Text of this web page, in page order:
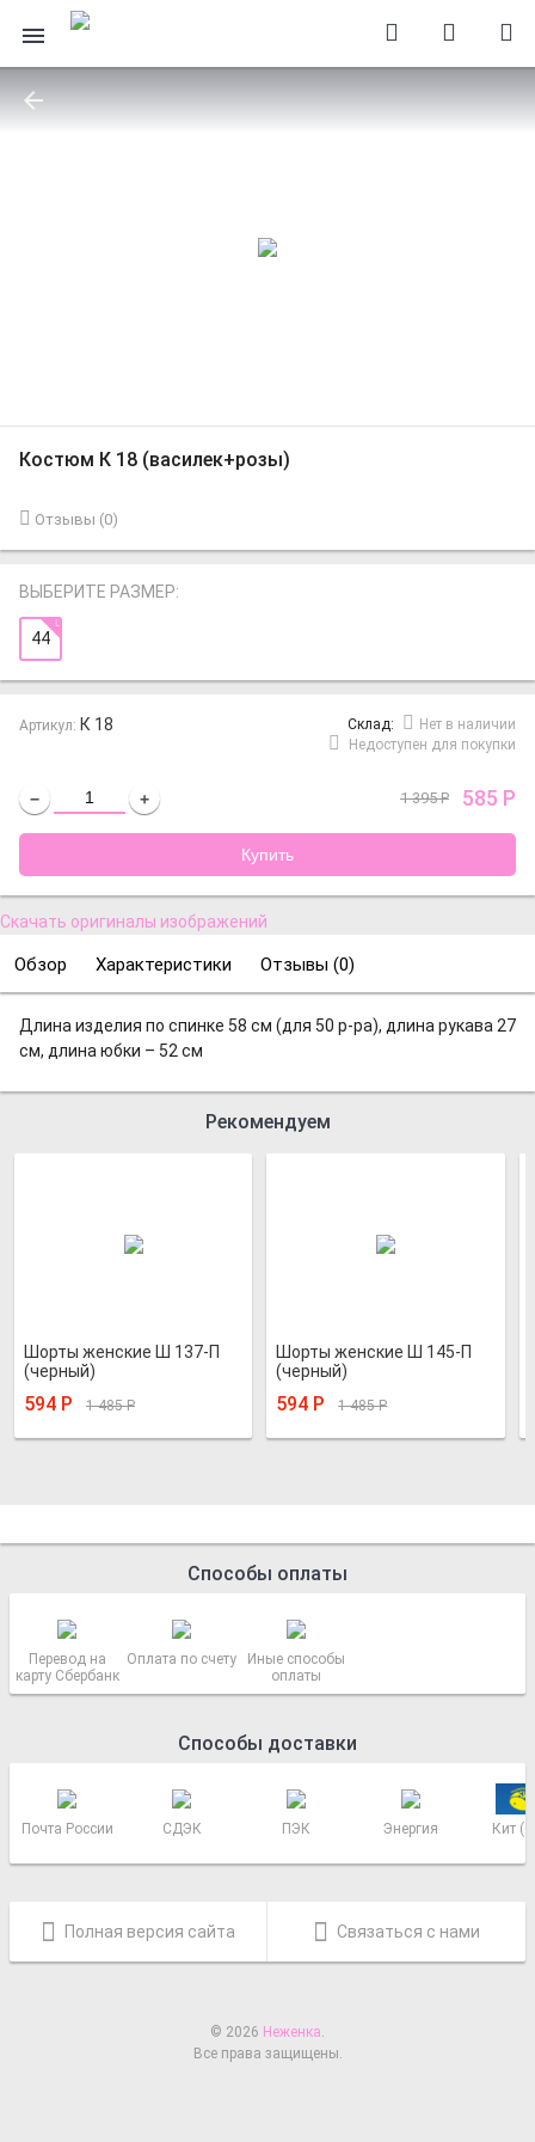
Костюм К 18 (василек+розы)
Отзывы (0)
ВЫБЕРИТЕ РАЗМЕР:
44
Артикул: К 18 Cклад:
Нет в наличии
Недоступен для покупки
− + 1 395Р 585 Р
Скачать оригиналы изображений
Обзор Характеристики Отзывы (0)
Длина изделия по спинке 58 см (для 50 р-ра), длина рукава 27
см, длина юбки – 52 см
Рекомендуем
Шорты женские Ш 137-П
(черный)
594 Р 1 485Р
Шорты женские Ш 145-П
(черный)
594 Р 1 485Р
Способы оплаты
Перевод на
карту Сбербанк
Оплата по счету
Иные способы
оплаты
Способы доставки
Почта России СДЭК ПЭК Энергия Кит
Полная версия сайта Связаться с нами
© 2026 Неженка.
Все права защищены.